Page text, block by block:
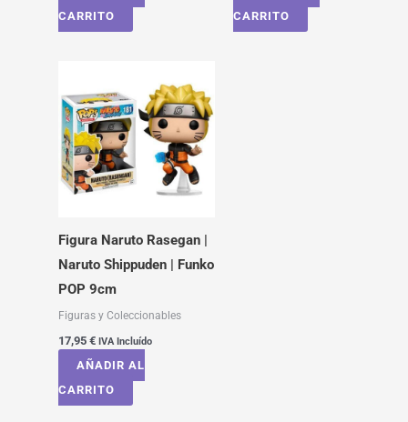
CARRITO
CARRITO
Figura Naruto Rasegan |
Naruto Shippuden | Funko
POP 9cm
Figuras y Coleccionables
17,95 € IVA Incluído
AÑADIR AL
CARRITO